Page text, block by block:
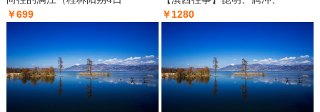
￥699
￥1280